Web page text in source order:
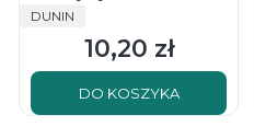
PRODUCENT
DUNIN
Cena
10,20 zł
DO KOSZYKA